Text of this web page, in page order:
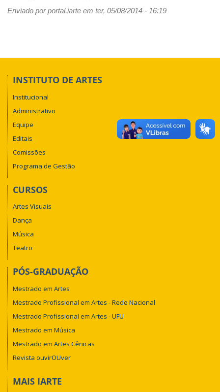
Enviado porportal.iarte em ter, 05/08/2014 - 16:19
INSTITUTO DE ARTES
Institucional
Administrativo
Equipe
Editais
Comissões
Programa de Gestão
CURSOS
Artes Visuais
Dança
Música
Teatro
PÓS-GRADUAÇÃO
Mestrado em Artes
Mestrado Profissional em Artes - Rede Nacional
Mestrado Profissional em Artes - UFU
Mestrado em Música
Mestrado em Artes Cênicas
Revista ouvirOUver
MAIS IARTE